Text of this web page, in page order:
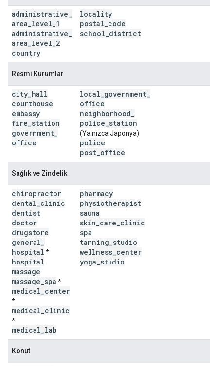
administrative
area level 1
administrative
area level 2
country
locality
postal code
school district
Resmi Kurumlar
city hall
courthouse
embassy
fire station
government
office
local government
office
neighborhood
police station
(Yalnızca Japonya)
police
post office
Sağlık ve Zindelik
chiropractor
dental clinic
dentist
doctor
drugstore
general
hospital *
hospital
massage
massage spa *
medical center
*
medical clinic
*
medical lab
pharmacy
physiotherapist
sauna
skin care clinic
spa
tanning studio
wellness center
yoga studio
Konut